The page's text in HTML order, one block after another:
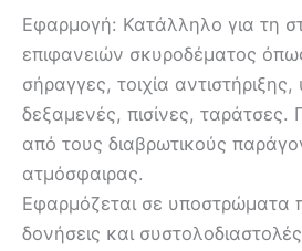
Εφαρμογή: Κατάλληλο για τη
επιφανειών σκυροδέματος
σήραγγες, τοιχία αντιστήριξης,
δεξαμενές, πισίνες, ταράτσες.
από τους διαβρωτικούς
ατμόσφαιρας.
Εφαρμόζεται σε υποστρώματα
δονήσεις και